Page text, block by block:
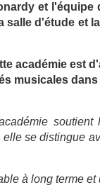
et
salle d'étude et
académie est
musicales
se distingue
à long terme